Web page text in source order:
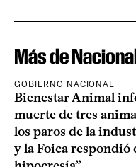
Más de
GOBIERNO NACIONAL
Bienestar Animal
muerte de tres
los paros de la
y la Foica respondió